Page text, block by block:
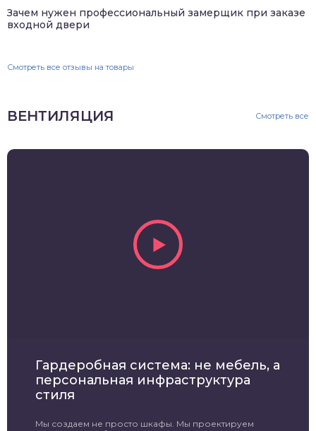
Зачем нужен профессиональный замерщик при заказе
входной двери
Смотреть все отзывы на товары
ВЕНТИЛЯЦИЯ Смотреть все
Гардеробная система: не мебель, а
персональная инфраструктура
стиля
Мы создаем не просто шкафы. Мы проектируем